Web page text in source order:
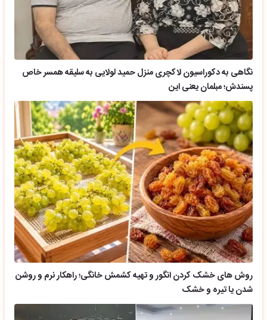
نگاهی به دکوراسیون لاکچری منزل حمید لولایی به سلیقه همسر خاص
پسندش؛ مبلمان یعنی این
روش های خشک کردن انگور و تهیه کشمش خانگی؛ راهکار نرم و روشن
شدن یا تیره و خشک